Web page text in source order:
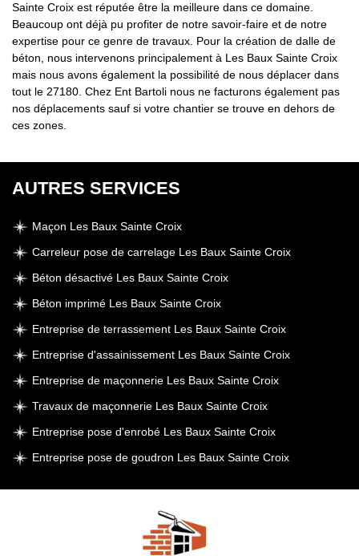
Sainte Croix est réputée être la meilleure dans ce domaine.
Beaucoup ont déjà pu profiter de notre savoir-faire et de notre
expertise pour ce genre de travaux. Pour la création de dalle de
béton, nous intervenons principalement à Les Baux Sainte Croix
mais nous avons également la possibilité de nous déplacer dans
tout le 27180. Chez Ent Bartoli nous ne facturons également pas
nos déplacements sauf si votre chantier se trouve en dehors de
ces zones.
AUTRES SERVICES
Maçon Les Baux Sainte Croix
Carreleur pose de carrelage Les Baux Sainte Croix
Béton désactivé Les Baux Sainte Croix
Béton imprimé Les Baux Sainte Croix
Entreprise de terrassement Les Baux Sainte Croix
Entreprise d'assainissement Les Baux Sainte Croix
Entreprise de maçonnerie Les Baux Sainte Croix
Travaux de maçonnerie Les Baux Sainte Croix
Entreprise pose d'enrobé Les Baux Sainte Croix
Entreprise pose de goudron Les Baux Sainte Croix